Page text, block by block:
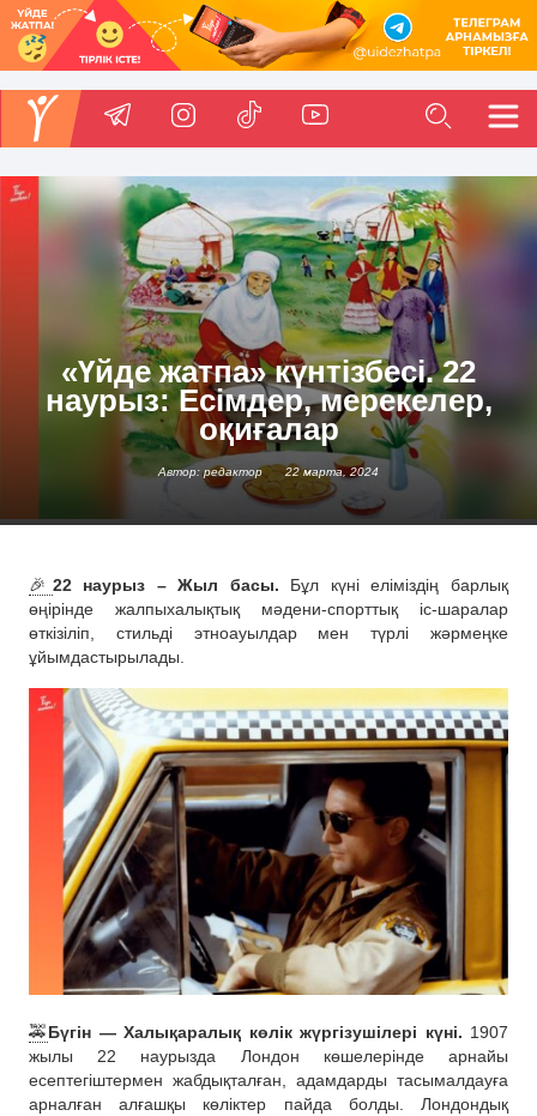
«Үйде жатпа» күнтізбесі. 22
наурыз: Есімдер, мерекелер,
оқиғалар
Автор: редактор 22 марта, 2024
🎉 22 наурыз – Жыл басы. Бұл күні еліміздің барлық
өңірінде жалпыхалықтық мәдени-спорттық іс-шаралар
өткізіліп, стильді этноауылдар мен түрлі жәрмеңке
ұйымдастырылады.
🚕Бүгін — Халықаралық көлік жүргізушілері күні. 1907
жылы 22 наурызда Лондон көшелерінде арнайы
есептегіштермен жабдықталған, адамдарды тасымалдауға
арналған алғашқы көліктер пайда болды. Лондондық